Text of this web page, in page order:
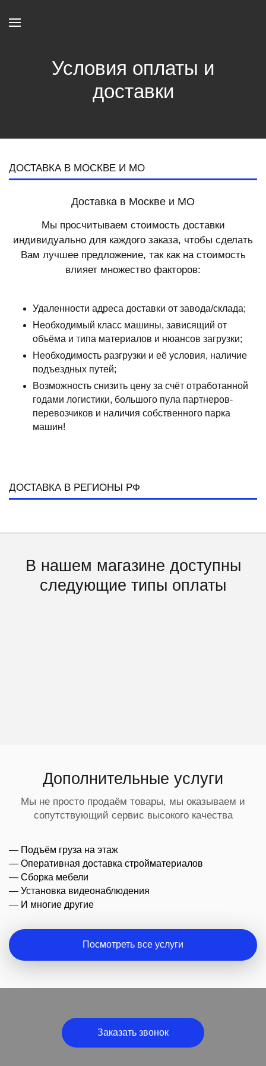
Условия оплаты и
доставки
ДОСТАВКА В МОСКВЕ И МО
Доставка в Москве и МО
Мы просчитываем стоимость доставки
индивидуально для каждого заказа, чтобы сделать
Вам лучшее предложение, так как на стоимость
влияет множество факторов:
Удаленности адреса доставки от завода/склада;
Необходимый класс машины, зависящий от
объёма и типа материалов и нюансов загрузки;
Необходимость разгрузки и её условия, наличие
подъездных путей;
Возможность снизить цену за счёт отработанной
годами логистики, большого пула партнеров-
перевозчиков и наличия собственного парка
машин!
ДОСТАВКА В РЕГИОНЫ РФ
В нашем магазине доступны
следующие типы оплаты
Дополнительные услуги
Мы не просто продаём товары, мы оказываем и
сопутствующий сервис высокого качества
— Подъём груза на этаж
— Оперативная доставка стройматериалов
— Сборка мебели
— Установка видеонаблюдения
— И многие другие
Посмотреть все услуги
Заказать звонок